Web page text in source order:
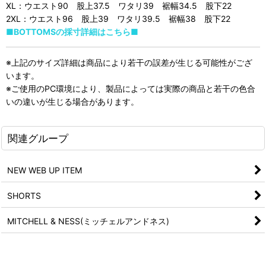
XL：ウエスト90 股上37.5 ワタリ39 裾幅34.5 股下22
2XL：ウエスト96 股上39 ワタリ39.5 裾幅38 股下22
■BOTTOMSの採寸詳細はこちら■
※上記のサイズ詳細は商品により若干の誤差が生じる可能性がござ
います。
※ご使用のPC環境により、製品によっては実際の商品と若干の色合
いの違いが生じる場合があります。
関連グループ
NEW WEB UP ITEM
SHORTS
MITCHELL & NESS(ミッチェルアンドネス)